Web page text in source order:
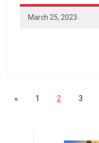
March 25, 2023
« 1 2 3